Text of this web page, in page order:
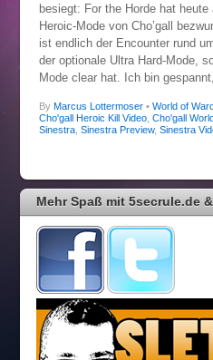
besiegt: For the Horde hat
Heroic-Mode von Cho’gall
ist endlich der Encounter rund
der optionale Ultra Hard-Mode,
Mode clear hat. Ich bin
By Marcus Lottermoser• World of
Cho'gall Heroic Kill Video, Cho'gall
Sinestra, Sinestra Preview, Sinestra
Mehr Spaß mit 5secrule.de